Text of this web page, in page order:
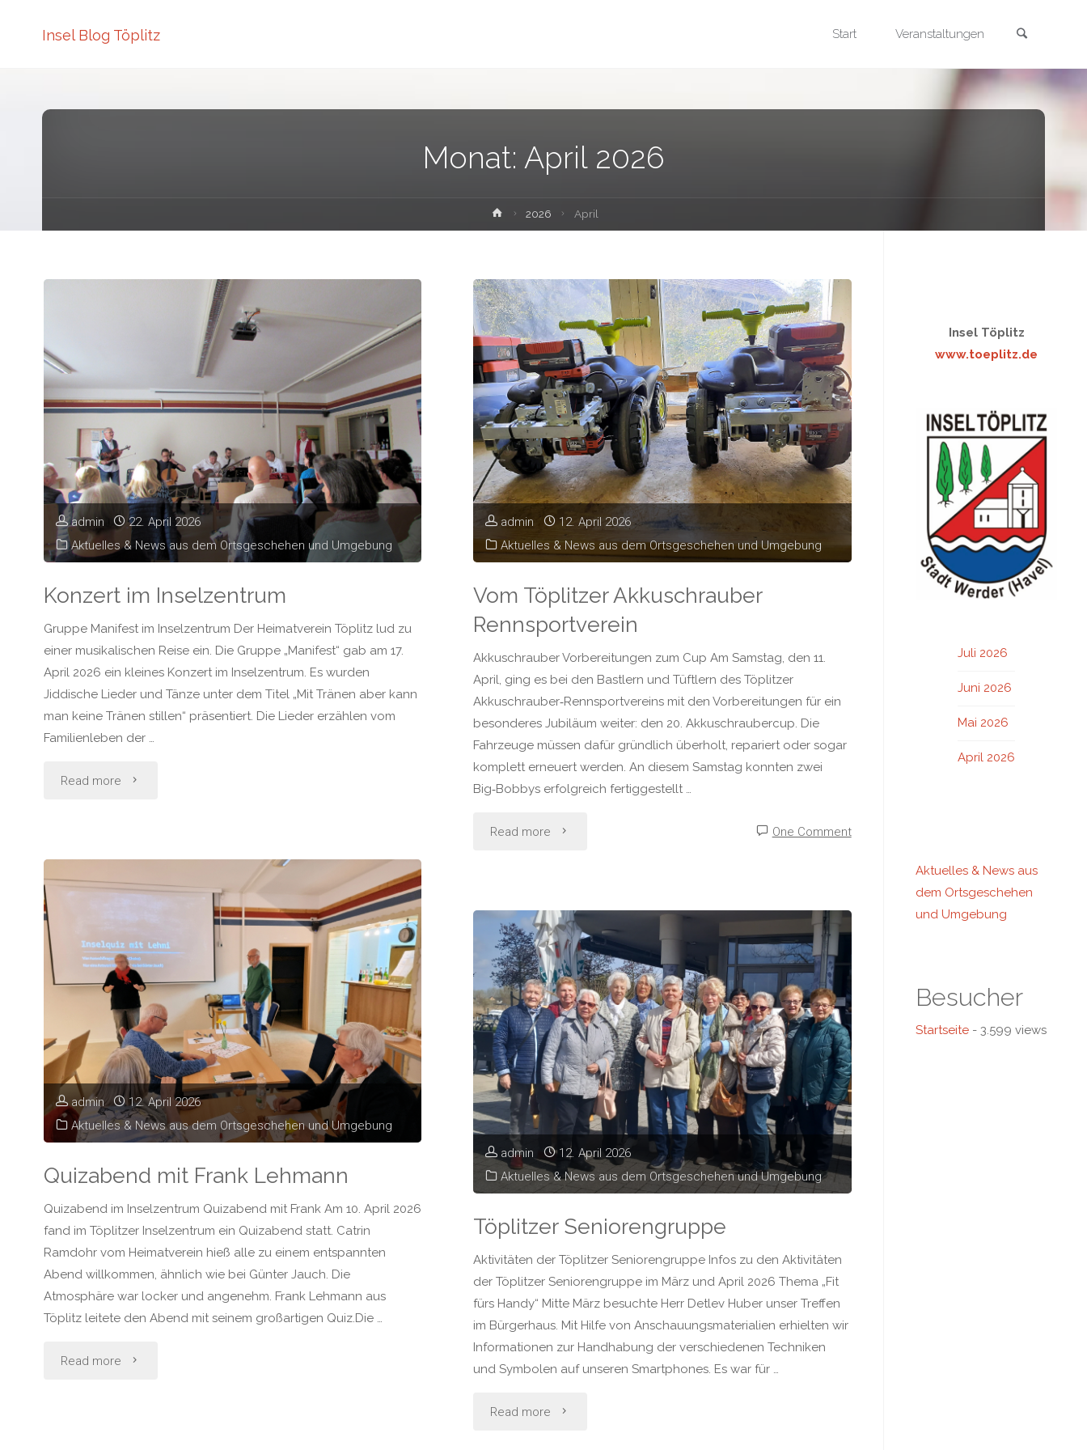
Insel Blog Töplitz Start Veranstaltungen
Monat: April 2026
Home2026 April
admin
22. April 2026
Aktuelles & News aus dem Ortsgeschehen und Umgebung
Konzert im Inselzentrum
Gruppe Manifest im Inselzentrum Der Heimatverein Töplitz lud zu
einer musikalischen Reise ein. Die Gruppe „Manifest“ gab am 17.
April 2026 ein kleines Konzert im Inselzentrum. Es wurden
Jiddische Lieder und Tänze unter dem Titel „Mit Tränen aber kann
man keine Tränen stillen“ präsentiert. Die Lieder erzählen vom
Familienleben der …
Read more "Konzert
admin
12. April 2026
Aktuelles & News aus dem Ortsgeschehen und Umgebung
Vom Töplitzer Akkuschrauber
Rennsportverein
Akkuschrauber Vorbereitungen zum Cup Am Samstag, den 11.
April, ging es bei den Bastlern und Tüftlern des Töplitzer
Akkuschrauber‑Rennsportvereins mit den Vorbereitungen für ein
besonderes Jubiläum weiter: den 20. Akkuschraubercup. Die
Fahrzeuge müssen dafür gründlich überholt, repariert oder sogar
komplett erneuert werden. An diesem Samstag konnten zwei
Big‑Bobbys erfolgreich fertiggestellt …
Read more "Vom
Rennsportverein"
One Comment
admin
12. April 2026
Aktuelles & News aus dem Ortsgeschehen und Umgebung
Quizabend mit Frank Lehmann
Quizabend im Inselzentrum Quizabend mit Frank Am 10. April 2026
fand im Töplitzer Inselzentrum ein Quizabend statt. Catrin
Ramdohr vom Heimatverein hieß alle zu einem entspannten
Abend willkommen, ähnlich wie bei Günter Jauch. Die
Atmosphäre war locker und angenehm. Frank Lehmann aus
Töplitz leitete den Abend mit seinem großartigen Quiz.Die …
Read more "Quizabend
admin
12. April 2026
Aktuelles & News aus dem Ortsgeschehen und Umgebung
Töplitzer Seniorengruppe
Aktivitäten der Töplitzer Seniorengruppe Infos zu den Aktivitäten
der Töplitzer Seniorengruppe im März und April 2026 Thema „Fit
fürs Handy“ Mitte März besuchte Herr Detlev Huber unser Treffen
im Bürgerhaus. Mit Hilfe von Anschauungsmaterialien erhielten wir
Informationen zur Handhabung der verschiedenen Techniken
und Symbolen auf unseren Smartphones. Es war für …
Read more "Töplitzer
Insel Töplitz
www.toeplitz.de
Juli 2026
Juni 2026
Mai 2026
April 2026
Aktuelles & News aus
dem Ortsgeschehen
und Umgebung
Besucher
Startseite - 3.599 views